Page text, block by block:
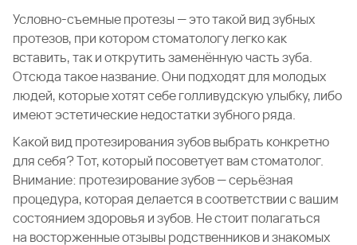
Условно-съемные протезы — это такой вид зубных
протезов, при котором стоматологу легко как
вставить, так и открутить заменённую часть зуба.
Отсюда такое название. Они подходят для молодых
людей, которые хотят себе голливудскую улыбку, либо
имеют эстетические недостатки зубного ряда.
Какой вид протезирования зубов выбрать конкретно
для себя? Тот, который посоветует вам стоматолог.
Внимание: протезирование зубов — серьёзная
процедура, которая делается в соответствии с вашим
состоянием здоровья и зубов. Не стоит полагаться
на восторженные отзывы родственников и знакомых